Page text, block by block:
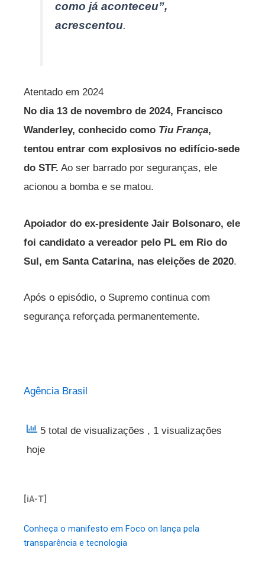
como já aconteceu”,
acrescentou.
Atentado em 2024
No dia 13 de novembro de 2024, Francisco
Wanderley, conhecido como Tiu França,
tentou entrar com explosivos no edifício-sede
do STF. Ao ser barrado por seguranças, ele
acionou a bomba e se matou.
Apoiador do ex-presidente Jair Bolsonaro, ele
foi candidato a vereador pelo PL em Rio do
Sul, em Santa Catarina, nas eleições de 2020.
Após o episódio, o Supremo continua com
segurança reforçada permanentemente.
Agência Brasil
5 total de visualizações , 1 visualizações
hoje
[iA-T]
Conheça o manifesto em Foco on lança pela
transparência e tecnologia